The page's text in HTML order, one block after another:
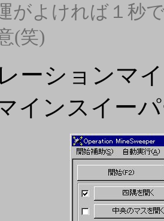
がよければ１秒
(笑)
ーションマ
インスイー